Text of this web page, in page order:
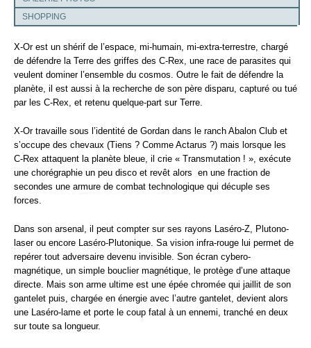
SHOPPING
X-Or est un shérif de l’espace, mi-humain, mi-extra-terrestre, chargé
de défendre la Terre des griffes des C-Rex, une race de parasites qui
veulent dominer l’ensemble du cosmos. Outre le fait de défendre la
planète, il est aussi à la recherche de son père disparu, capturé ou tué
par les C-Rex, et retenu quelque-part sur Terre.
X-Or travaille sous l’identité de Gordan dans le ranch Abalon Club et
s’occupe des chevaux (Tiens ? Comme Actarus ?) mais lorsque les
C-Rex attaquent la planète bleue, il crie « Transmutation ! », exécute
une chorégraphie un peu disco et revêt alors en une fraction de
secondes une armure de combat technologique qui décuple ses
forces.
Dans son arsenal, il peut compter sur ses rayons Laséro-Z, Plutono-
laser ou encore Laséro-Plutonique. Sa vision infra-rouge lui permet de
repérer tout adversaire devenu invisible. Son écran cybero-
magnétique, un simple bouclier magnétique, le protège d’une attaque
directe. Mais son arme ultime est une épée chromée qui jaillit de son
gantelet puis, chargée en énergie avec l’autre gantelet, devient alors
une Laséro-lame et porte le coup fatal à un ennemi, tranché en deux
sur toute sa longueur.